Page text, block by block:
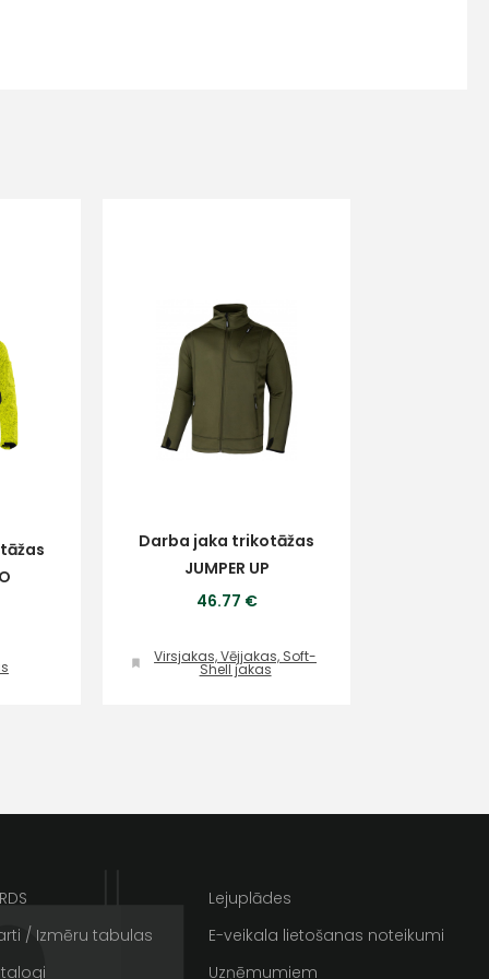
Darba jaka trikotāžas
JUMPER UP
46.77 €
Virsjakas, Vējjakas, Soft-
Shell jakas
/ Izmēru tabulas
Lejuplādes
E-veikala lietošanas noteikumi
Uzņēmumiem
Kontakttālrunis